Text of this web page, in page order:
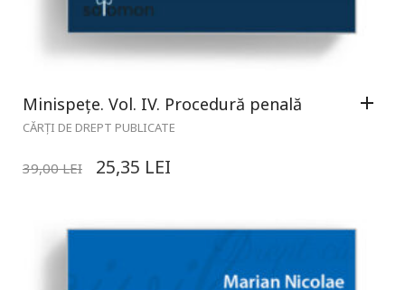
Minispețe. Vol. IV. Procedură penală
CĂRȚI DE DREPT PUBLICATE
39,00LEI 25,35 LEI